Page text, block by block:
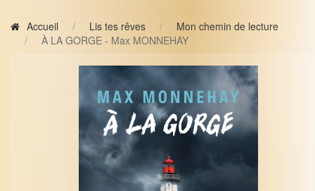
Accueil Lis tes rêves
Mon chemin de lecture
À LA GORGE - Max MONNEHAY